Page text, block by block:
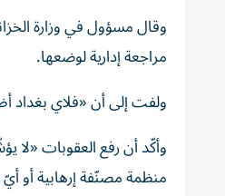
وقال مسؤول في وزارة
مراجعة إدارية لوضعها.
ولفت إلى أن «فلاي بغداد
وأكّد أن رفع العقوبات «لا
منظمة مصنّفة إرهابية